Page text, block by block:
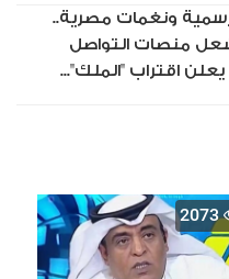
ونغمات مصرية..
منصات التواصل
اقتراب "الملك"...
2073